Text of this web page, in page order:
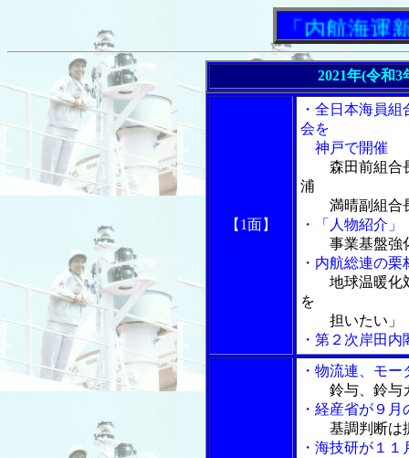
「内航海運新聞
2021年(令和
【1面】
・全日本海員
会を
神戸で開催
森田前組合
浦
満晴副組合
・「人物紹介
事業基盤強
・内航総連の
地球温暖化
を
担いたい」
・第２次岸田
・物流連、モ
鈴与、鈴与
・経産省が９
基調判断は
・海技研が１